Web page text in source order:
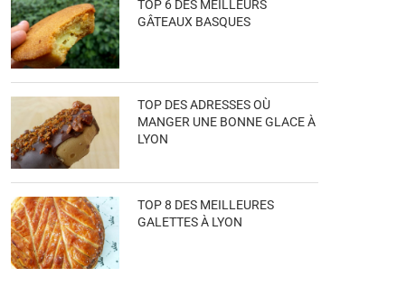
TOP 6 DES MEILLEURS
GÂTEAUX BASQUES
TOP DES ADRESSES OÙ
MANGER UNE BONNE GLACE À
LYON
TOP 8 DES MEILLEURES
GALETTES À LYON